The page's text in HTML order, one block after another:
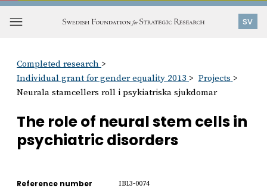
Go
content
SV
Completed research
Individual grant for gender equality 2013
Projects
Neurala stamcellers roll i psykiatriska sjukdomar
The role of neural stem cells in
psychiatric disorders
Reference number IB13-0074